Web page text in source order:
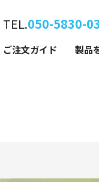
TEL.050-5830-
ご注文ガイド 製品